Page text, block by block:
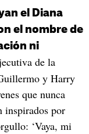
el Diana
el nombre de
ni
de la
y Harry
que nunca
inspirados por
‘Vaya, mi